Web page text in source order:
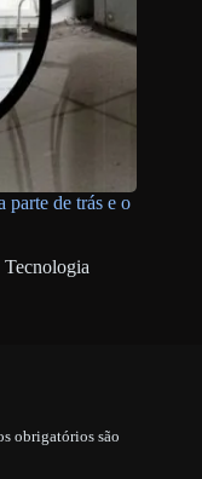
parte de trás e o
Tecnologia
obrigatórios são